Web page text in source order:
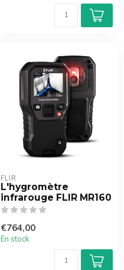
FLIR
L'hygromètre
infrarouge FLIR MR160
€764,00
En stock